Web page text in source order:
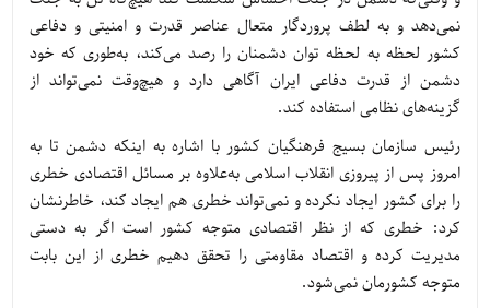
نمی‌دهد و به لطف پروردگار متعال عناصر قدرت و امنیتی و دفاعی
کشور لحظه به لحظه توان دشمنان را رصد می‌کند، به‌طوری که خود
دشمن از قدرت دفاعی ایران آگاهی دارد و هیچ‌وقت نمی‌تواند از
گزینه‌های نظامی استفاده کند.
رئیس سازمان بسیج فرهنگیان کشور با اشاره به اینکه دشمن تا به
امروز پس از پیروزی انقلاب اسلامی به‌علاوه بر مسائل اقتصادی خطری
را برای کشور ایجاد نکرده و نمی‌تواند خطری هم ایجاد کند، خاطرنشان
کرد: خطری که از نظر اقتصادی متوجه کشور است اگر به دستی
مدیریت کرده و اقتصاد مقاومتی را تحقق دهیم خطری از این بابت
متوجه کشورمان نمی‌شود.